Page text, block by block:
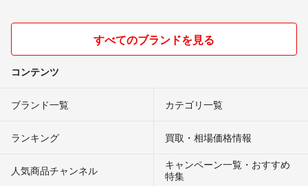
すべてのブランドを見る
コンテンツ
ブランド一覧 カテゴリ一覧
ランキング 買取・相場価格情報
人気商品チャンネル
キャンペーン一覧・おすすめ
特集